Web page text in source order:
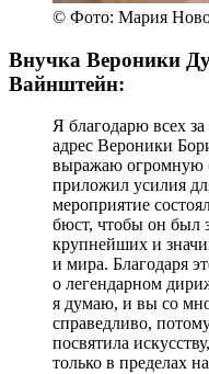
© Фото: Мария
Внучка Вероники
Вайнштейн:
Я благодарю всех
адрес Вероники
выражаю огромную
приложил усилия
мероприятие
бюст, чтобы он был
крупнейших и
и мира. Благодаря
о легендарном
я думаю, и вы со
справедливо,
посвятила
только в пределах